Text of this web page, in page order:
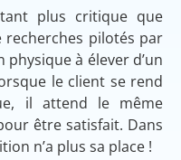
plus critique que
recherches pilotés par
physique à élever d’un
le client se rend
il attend le même
être satisfait. Dans
n’a plus sa place !